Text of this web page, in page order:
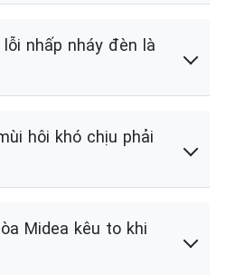
nhấp nháy đèn là
hôi khó chịu phải
Midea kêu to khi